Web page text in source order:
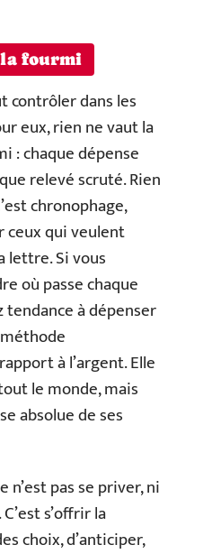
la fourmi
contrôler dans les
eux, rien ne vaut la
: chaque dépense
relevé scruté. Rien
chronophage,
ceux qui veulent
lettre. Si vous
où passe chaque
tendance à dépenser
à l’argent. Elle
le monde, mais
absolue de ses
n’est pas se priver, ni
s’offrir la
choix, d’anticiper,